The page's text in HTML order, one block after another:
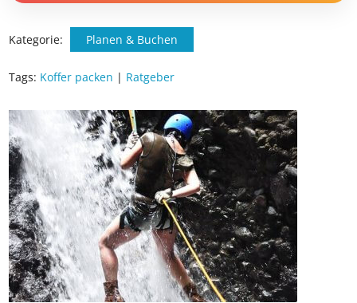
Kategorie: Planen & Buchen
Tags:Koffer packen|Ratgeber